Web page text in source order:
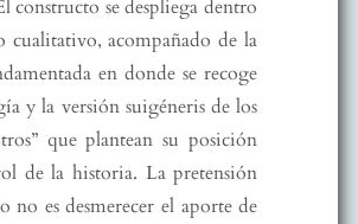
constructo se despliega dentro
cualitativo, acompañado de la
en donde se recoge
y la versión suigéneris de los
que plantean su posición
de la historia. La pretensión
no es desmerecer el aporte de